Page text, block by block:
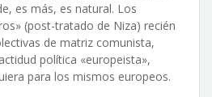
es más, es natural. Los
(post-tratado de Niza) recién
de matriz comunista,
política «europeista»,
para los mismos europeos.